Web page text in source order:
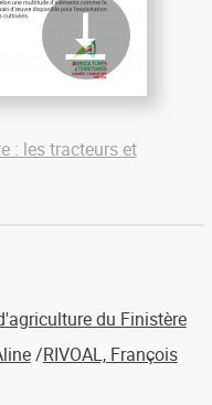
: les tracteurs et
du Finistère
RIVOAL, François